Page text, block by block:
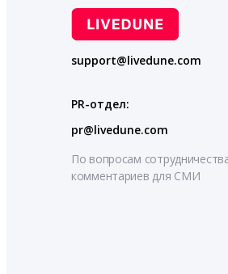
support@livedune.com
PR-отдел:
pr@livedune.com
По вопросам
комментариев для СМИ